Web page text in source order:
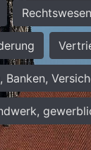
Rechtswesen
Banken,